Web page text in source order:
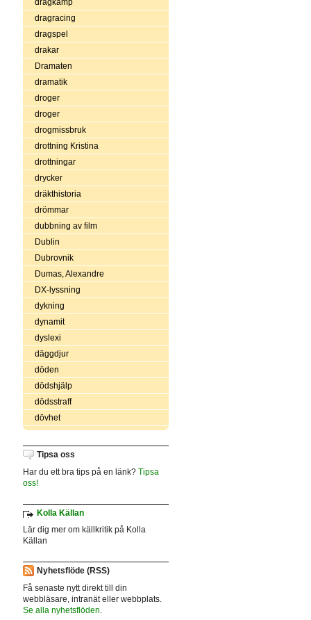
dragkamp
dragracing
dragspel
drakar
Dramaten
dramatik
droger
droger
drogmissbruk
drottning Kristina
drottningar
drycker
dräkthistoria
drömmar
dubbning av film
Dublin
Dubrovnik
Dumas, Alexandre
DX-lyssning
dykning
dynamit
dyslexi
däggdjur
döden
dödshjälp
dödsstraff
dövhet
Tipsa oss
Har du ett bra tips på en länk? Tipsa
oss!
Kolla Källan
Lär dig mer om källkritik på Kolla
Källan
Nyhetsflöde (RSS)
Få senaste nytt direkt till din
webbläsare, intranät eller webbplats.
Se alla nyhetsflöden.